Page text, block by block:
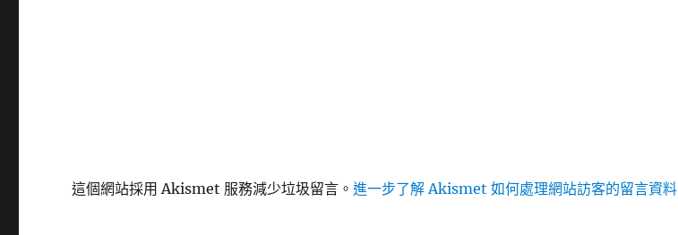
這個網站採用 Akismet 服務減少垃圾留言。進一步了解 Akismet 如何處理網站訪客的留言資料